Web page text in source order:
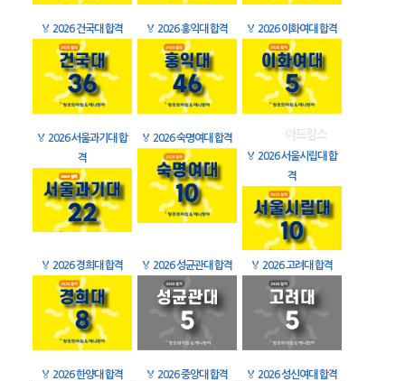
🏅 2026 건국대 합격 🏅 2026 홍익대 합격 🏅 2026 이화여대 합격
🏅 2026 서울과기대 합
격
🏅 2026 숙명여대 합격
🏅 2026 서울시립대 합
격
🏅 2026 경희대 합격 🏅 2026 성균관대 합격 🏅 2026 고려대 합격
🏅 2026 한양대 합격 🏅 2026 중앙대 합격 🏅 2026 성신여대 합격